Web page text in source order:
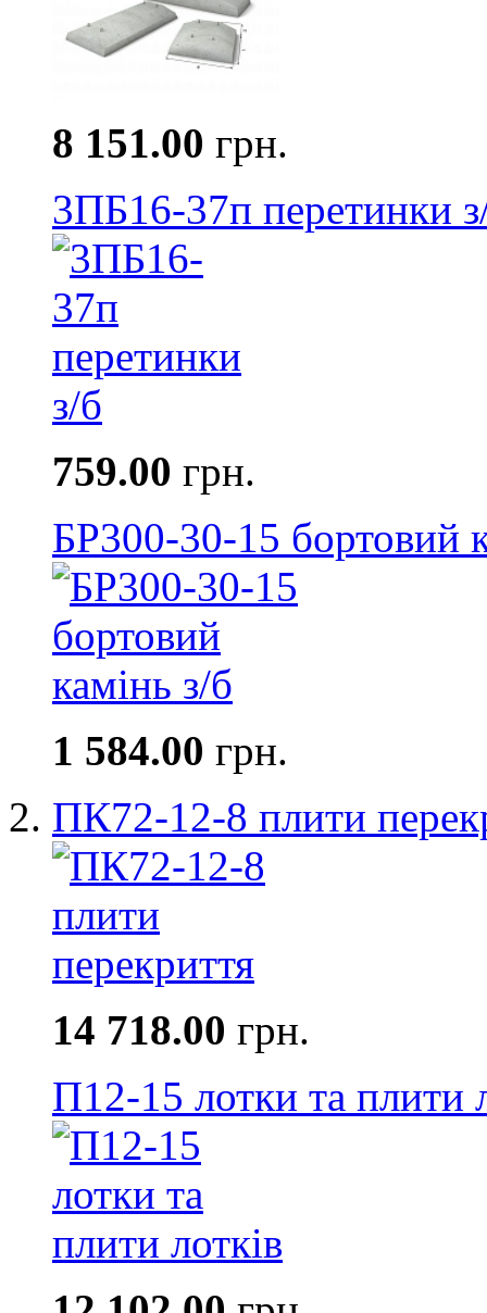
8 151.00 грн.
3ПБ16-37п перетинки
759.00 грн.
БР300-30-15 бортовий
1 584.00 грн.
ПК72-12-8 плити
14 718.00 грн.
П12-15 лотки та плити